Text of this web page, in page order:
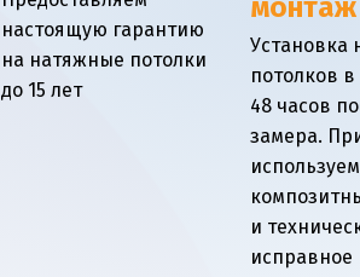
настоящую гарантию
на натяжные потолки
до 15 лет
монтаж
Установка
потолков
48 часов
замера.
используем
и
исправное